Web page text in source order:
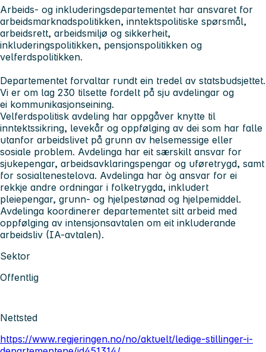
Arbeids- og inkluderingsdepartementet har ansvaret for
arbeidsmarknadspolitikken, inntektspolitiske spørsmål,
arbeidsrett, arbeidsmiljø og sikkerheit,
inkluderingspolitikken, pensjonspolitikken og
velferdspolitikken.
Departementet forvaltar rundt ein tredel av statsbudsjettet.
Vi er om lag 230 tilsette fordelt på sju avdelingar og
ei kommunikasjonseining.
Velferdspolitisk avdeling har oppgåver knytte til
inntektssikring, levekår og oppfølging av dei som har falle
utanfor arbeidslivet på grunn av helsemessige eller
sosiale problem. Avdelinga har eit særskilt ansvar for
sjukepengar, arbeidsavklaringspengar og uføretrygd, samt
for sosialtenestelova. Avdelinga har òg ansvar for ei
rekkje andre ordningar i folketrygda, inkludert
pleiepengar, grunn- og hjelpestønad og hjelpemiddel.
Avdelinga koordinerer departementet sitt arbeid med
oppfølging av intensjonsavtalen om eit inkluderande
arbeidsliv (IA-avtalen).
Sektor
Offentlig
Nettsted
https://www.regjeringen.no/no/aktuelt/ledige-stillinger-i-